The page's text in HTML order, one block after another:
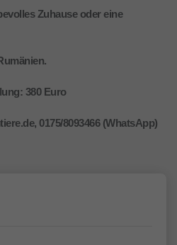
Zuhause oder eine
380 Euro
0175/8093466 (WhatsApp)